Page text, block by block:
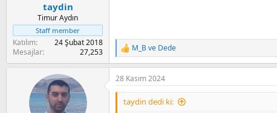
taydin
Timur Aydın
Staff member
Katılım
24 Şubat 2018
Mesajlar
27,253
R
e
a
c
t
M_Bve Dede
28 Kasım 2024
taydin dedi ki: